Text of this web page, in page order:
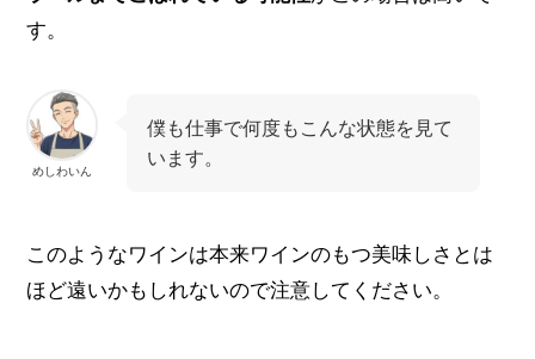
す。
めしわいん
僕も仕事で何度もこんな状態を見て
います。
このようなワインは本来ワインのもつ美味しさとは
ほど遠いかもしれないので注意してください。